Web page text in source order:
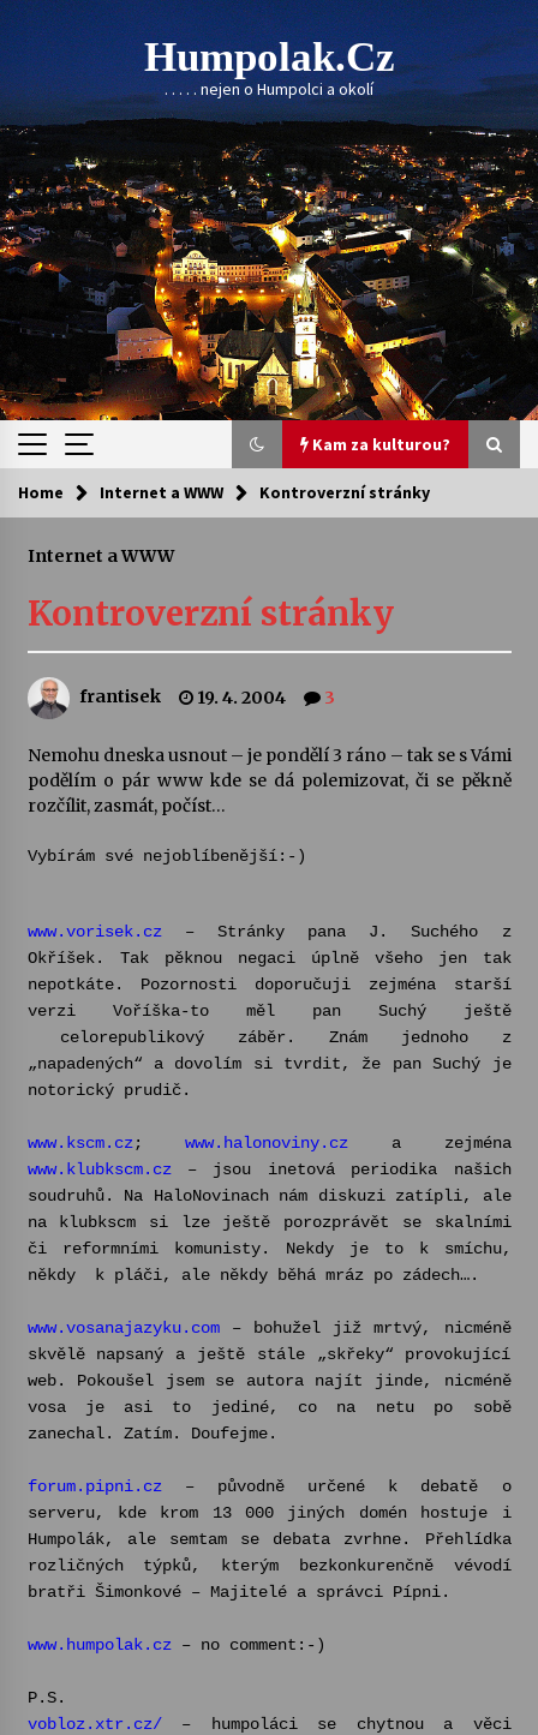
Skip
to
content
Humpolak.cz
. . . . . nejen o Humpolci a okolí
Kam za kulturou?
Kam za kulturou?
Sukuba Ensemble
4. 8. 2026
Vernisáž výstavy Josefíny Duškové: Stávám se
kapkou
Veselí muzikanti
šedesátka: 28. 7.–1. 8. 2026
28. 7. 2026
Letní koncerty ve Stromovce: Kolchoz a
Jenakaši
28. 7. 2026
23. 7. 2026
Letní koncerty ve Stromovce: Rufus Miller
22. 7. 2026
Vysočinka
14. 7. 2026
Za kulturou kousek za Humpolec. V Želivě ožije
odkaz Josefa Čapka
3. 7. 2026
Home Internet a WWW Kontroverzní stránky
Internet a WWW
Kontroverzní stránky
frantisek 19. 4. 2004 3
Nemohu dneska usnout – je pondělí 3 ráno – tak se s Vámi
podělím o pár www kde se dá polemizovat, či se pěkně
rozčílit, zasmát, počíst…
Vybírám své nejoblíbenější:-)
www.vorisek.cz– Stránky pana J. Suchého z
Okříšek. Tak pěknou negaci úplně všeho jen tak
nepotkáte. Pozornosti doporučuji zejména starší
verzi Voříška-to měl pan Suchý ještě
celorepublikový záběr. Znám jednoho z
„napadených“ a dovolím si tvrdit, že pan Suchý je
notorický prudič.
www.kscm.cz;www.halonoviny.cz a zejména
www.klubkscm.cz– jsou inetová periodika našich
soudruhů. Na HaloNovinach nám diskuzi zatípli, ale
na klubkscm si lze ještě porozprávět se skalními
či reformními komunisty. Nekdy je to k smíchu,
někdy k pláči, ale někdy běhá mráz po zádech….
www.vosanajazyku.com– bohužel již mrtvý, nicméně
skvělě napsaný a ještě stále „skřeky“ provokující
web. Pokoušel jsem se autora najít jinde, nicméně
vosa je asi to jediné, co na netu po sobě
zanechal. Zatím. Doufejme.
forum.pipni.cz– původně určené k debatě o
serveru, kde krom 13 000 jiných domén hostuje i
Humpolák, ale semtam se debata zvrhne. Přehlídka
rozličných týpků, kterým bezkonkurenčně vévodí
bratři Šimonkové – Majitelé a správci Pípni.
www.humpolak.cz– no comment:-)
P.S.
vobloz.xtr.cz/– humpoláci se chytnou a věci